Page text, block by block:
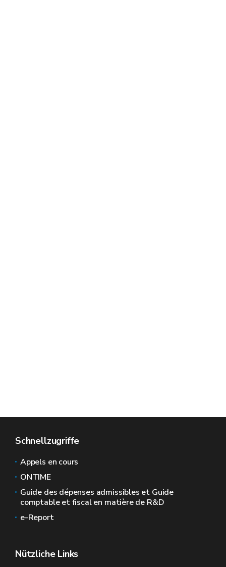
Schnellzugriffe
Appels en cours
ONTIME
Guide des dépenses admissibles et Guide
comptable et fiscal en matière de R&D
e-Report
Nützliche Links